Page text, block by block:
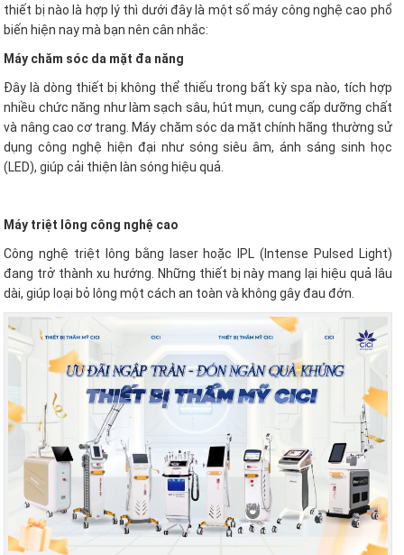
thiết bị nào là hợp lý thì dưới đây là một số máy công nghệ cao phổ
biến hiện nay mà bạn nên cân nhắc:
Máy chăm sóc da mặt đa năng
Đây là dòng thiết bị không thể thiếu trong bất kỳ spa nào, tích hợp
nhiều chức năng như làm sạch sâu, hút mụn, cung cấp dưỡng chất
và nâng cao cơ trang. Máy chăm sóc da mặt chính hãng thường sử
dụng công nghệ hiện đại như sóng siêu âm, ánh sáng sinh học
(LED), giúp cải thiện làn sóng hiệu quả.
Máy triệt lông công nghệ cao
Công nghệ triệt lông bằng laser hoặc IPL (Intense Pulsed Light)
đang trở thành xu hướng. Những thiết bị này mang lại hiệu quả lâu
dài, giúp loại bỏ lông một cách an toàn và không gây đau đớn.